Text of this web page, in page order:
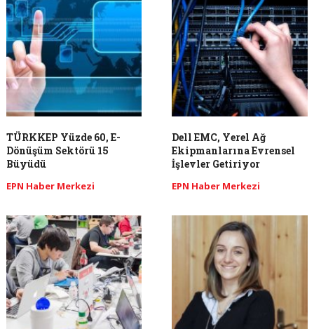
TÜRKKEP Yüzde 60, E-
Dönüşüm Sektörü 15
Büyüdü
EPN Haber Merkezi
Dell EMC, Yerel Ağ
Ekipmanlarına Evrensel
İşlevler Getiriyor
EPN Haber Merkezi